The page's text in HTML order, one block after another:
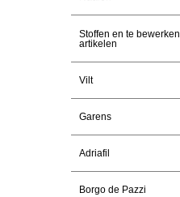
Stoffen en te bewerken
artikelen
Vilt
Garens
Adriafil
Borgo de Pazzi